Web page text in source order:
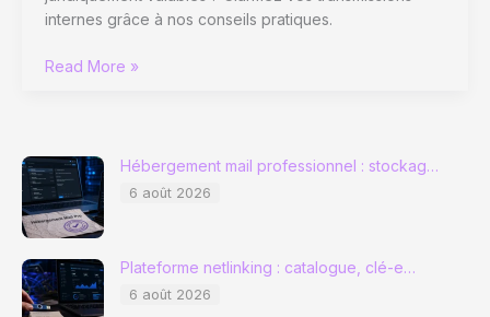
internes grâce à nos conseils pratiques.
Note
simple
email
:
quelle
valeur
juridique
pour
Read More »
Hébergement mail professionnel : stockag…
6 août 2026
Plateforme netlinking : catalogue, clé-e…
6 août 2026